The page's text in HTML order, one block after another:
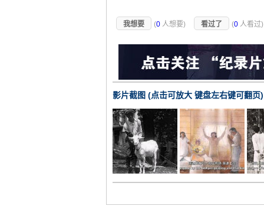
我想要 (0 人想要) 看过了 (0 人看过
影片截图 (点击可放大 键盘左右键可翻页)